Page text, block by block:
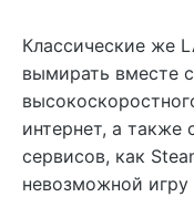
Классические же
вымирать вместе
интернет, а также
сервисов, как
невозможной игру